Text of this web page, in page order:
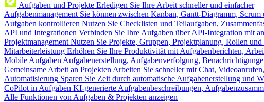
Aufgaben und Projekte Erledigen Sie Ihre Arbeit schneller und einfacher
Aufgabenmanagement Sie können zwischen Kanban, Gantt-Diagramm, Scrum
Aufgaben kontrollieren Nutzen Sie Checklisten und Teilaufgaben,
API und Integrationen Verbinden Sie Ihre Aufgaben über API-Integration mit
Projektmanagement Nutzen Sie Projekte, Gruppen, Projektplanung, Rollen
Mitarbeiterleistung Erhöhen Sie Ihre Produktivität mit Aufgabenberichten,
Mobile Aufgaben Aufgabenerstellung, Aufgabenverfolgung,
Gemeinsame Arbeit an Projekten Arbeiten Sie schneller mit Chat,
Automatisierung Sparen Sie Zeit durch automatische Aufgabenerstellung und
CoPilot in Aufgaben KI-generierte Aufgabenbeschreibungen,
Alle Funktionen von Aufgaben & Projekten anzeigen